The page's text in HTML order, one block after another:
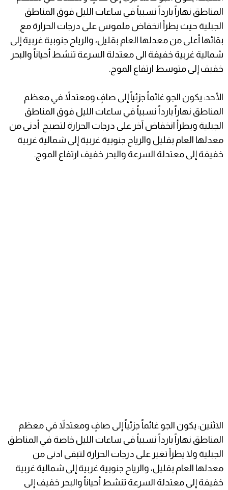
المناطق نهاراً بارداً نسبياً في ساعات الليل فوق المناطق
الجبلية حيث يطرأ انخفاض ملموس على درجات الحرارة مع
بقائها أعلى من معدلها العام بقليل، والرياح جنوبية غربية إلى
شمالية غربية خفيفة الى معتدلة السرعة تنشط أحياناً والبحر
خفيف إلى متوسط ارتفاع الموج.
الأحد: يكون الجو غائماً جزئياً إلى صافٍ ومعتدلاً في معظم
المناطق نهاراً بارداً نسبياً في ساعات الليل فوق المناطق
الجبلية ويطرأ انخفاض آخر على درجات الحرارة لتصبح أدنى من
معدلها العام بقليل والرياح جنوبية غربية إلى شمالية غربية
خفيفة إلى معتدلة السرعة والبحر خفيف ارتفاع الموج.
الاثنين: يكون الجو غائماً جزئياً إلى صافٍ ومعتدلاً في معظم
المناطق نهاراً بارداً نسبياً في ساعات الليل خاصة في المناطق
الجبلية ولا يطرأ تغير على درجات الحرارة لتبقى ادنى من
معدلها العام بقليل، والرياح جنوبية غربية إلى شمالية غربية
خفيفة إلى معتدلة السرعة تنشط أحياناً والبحر خفيف إلى